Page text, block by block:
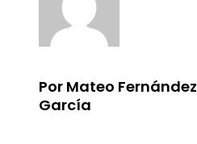
Por Mateo Fernández
García